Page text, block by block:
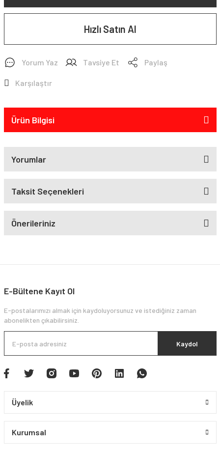
Hızlı Satın Al
Yorum Yaz Tavsiye Et Paylaş
Karşılaştır
Ürün Bilgisi
Yorumlar
Taksit Seçenekleri
Önerileriniz
E-Bültene Kayıt Ol
E-postalarımızı almak için kaydoluyorsunuz ve istediğiniz zaman
abonelikten çıkabilirsiniz.
Kaydol
Üyelik
Kurumsal